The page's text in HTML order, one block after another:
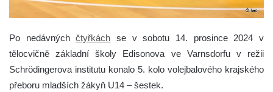
Po nedávnýchčtyřkách se v sobotu 14. prosince 2024 v
tělocvičně základní školy Edisonova ve Varnsdorfu v režii
Schrödingerova institutu konalo 5. kolo volejbalového krajského
přeboru mladších žákyň U14 – šestek.